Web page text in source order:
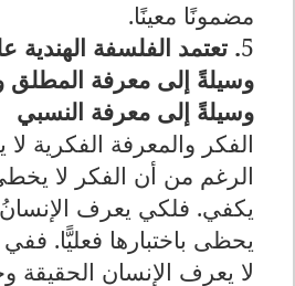
مضمونًا معينًا.
5. تعتمد الفلسفة
وسيلةً إلى معرفة المطلق
وسيلةً إلى معرفة النسبي
الفكر والمعرفة الفكرية
الرغم من أن الفكر لا يخطئ
يكفي. فلكي يعرف الإنسانُ
يحظى باختبارها فعليًّا. ففي
لا يعرف الإنسان